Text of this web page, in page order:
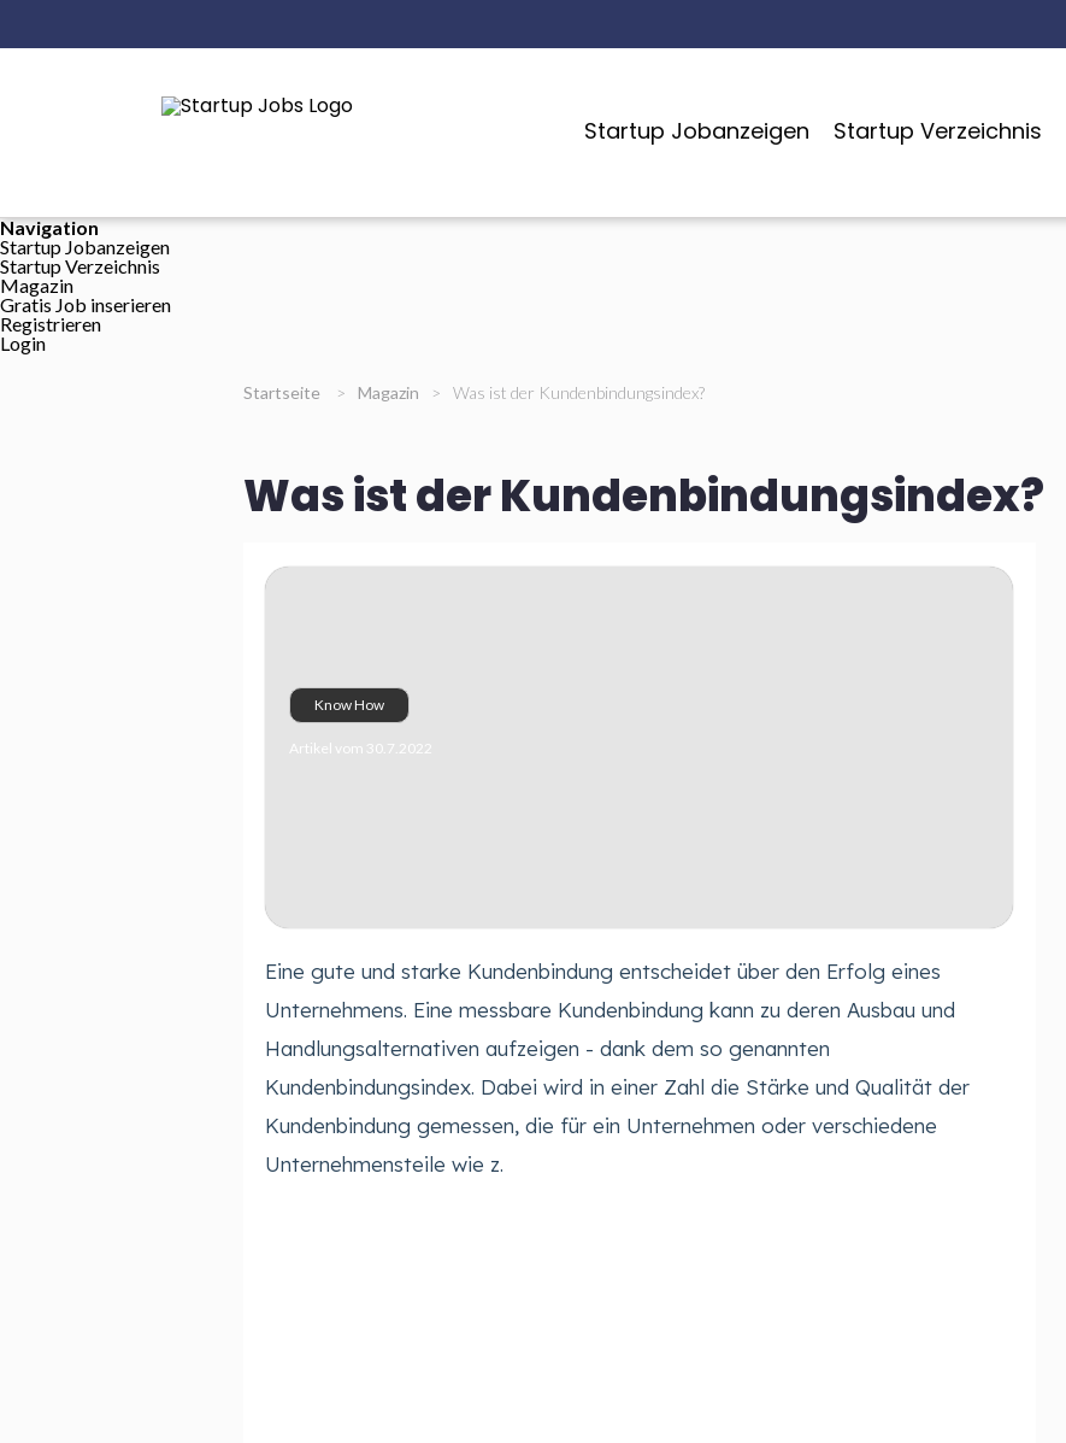
Startup Jobanzeigen Startup Verzeichnis
Navigation
Startup Jobanzeigen
Startup Verzeichnis
Magazin
Gratis Job inserieren
Registrieren
Login
Startseite > Magazin > Was ist der Kundenbindungsindex?
Was ist der Kundenbindungsindex?
Know How
Artikel vom 30.7.2022
Eine gute und starke Kundenbindung entscheidet über den Erfolg eines
Unternehmens. Eine messbare Kundenbindung kann zu deren Ausbau und
Handlungsalternativen aufzeigen - dank dem so genannten
Kundenbindungsindex. Dabei wird in einer Zahl die Stärke und Qualität der
Kundenbindung gemessen, die für ein Unternehmen oder verschiedene
Unternehmensteile wie z.